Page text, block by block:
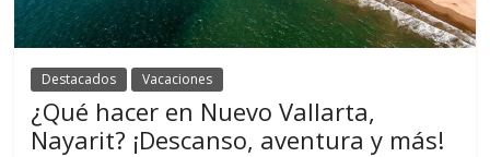
Destacados Vacaciones
¿Qué hacer en Nuevo Vallarta,
Nayarit? ¡Descanso, aventura y más!